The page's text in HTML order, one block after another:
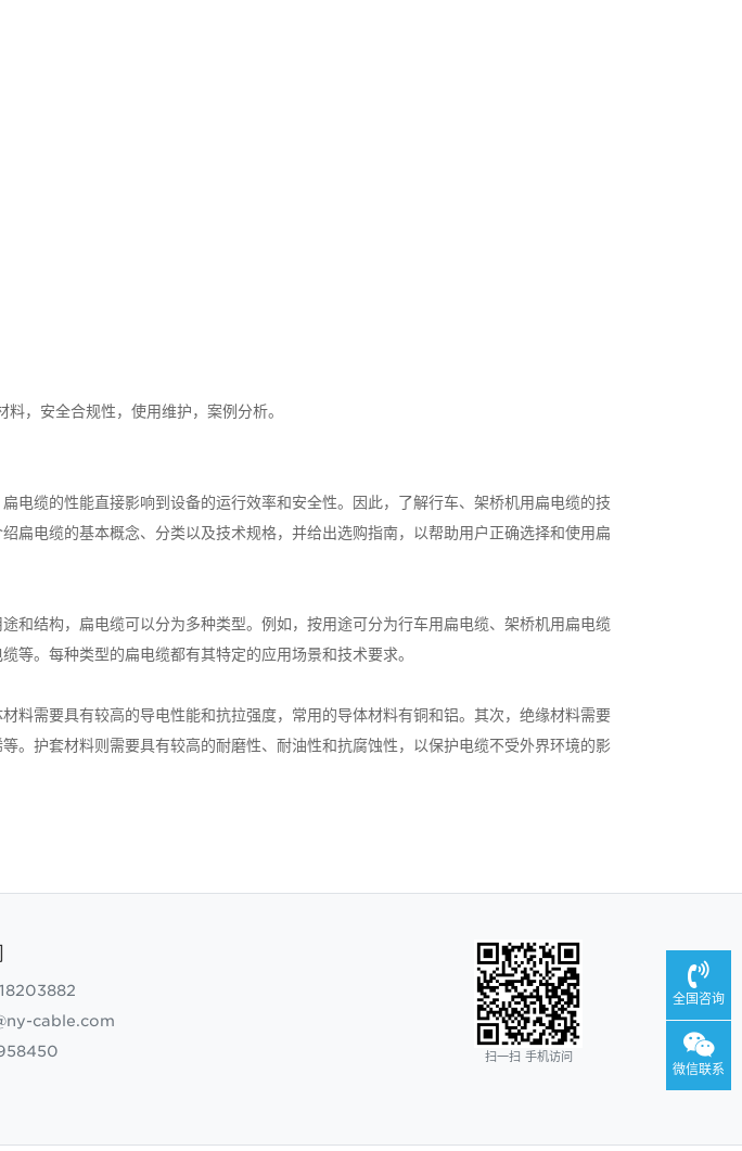
，安全合规性，使用维护，案例分析。
电缆的性能直接影响到设备的运行效率和安全性。因此，了解行车、架桥机用扁电缆的技
扁电缆的基本概念、分类以及技术规格，并给出选购指南，以帮助用户正确选择和使用扁
和结构，扁电缆可以分为多种类型。例如，按用途可分为行车用扁电缆、架桥机用扁电缆
等。每种类型的扁电缆都有其特定的应用场景和技术要求。
料需要具有较高的导电性能和抗拉强度，常用的导体材料有铜和铝。其次，绝缘材料需要
。护套材料则需要具有较高的耐磨性、耐油性和抗腐蚀性，以保护电缆不受外界环境的影
cable.com
扫一扫 手机访问
全国咨询
微信联系